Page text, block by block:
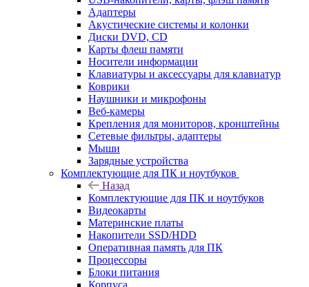
Адаптеры
Акустические системы и колонки
Диски DVD, CD
Карты флеш памяти
Носители информации
Клавиатуры и аксессуары для клавиатур
Коврики
Наушники и микрофоны
Веб-камеры
Крепления для мониторов, кронштейны
Сетевые фильтры, адаптеры
Мыши
Зарядные устройства
Комплектующие для ПК и ноутбуков
Назад
Комплектующие для ПК и ноутбуков
Видеокарты
Материнские платы
Накопители SSD/HDD
Оперативная память для ПК
Процессоры
Блоки питания
Корпуса